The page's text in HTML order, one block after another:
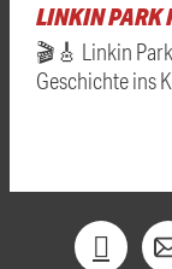
LINKIN PARK
🎬🎸 Linkin
Geschichte ins